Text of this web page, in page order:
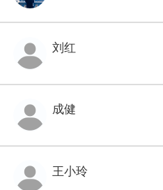
刘红
成健
王小玲